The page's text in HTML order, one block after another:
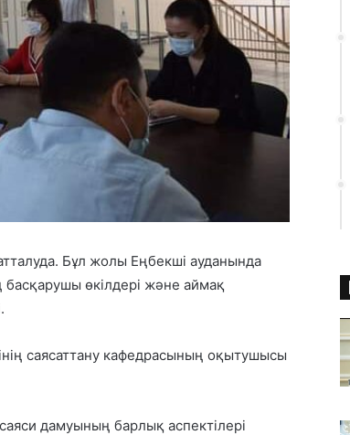
Бұл жолы Еңбекші ауданында
өкілдері және аймақ
саясаттану кафедрасының оқытушысы
дамуының барлық аспектілері